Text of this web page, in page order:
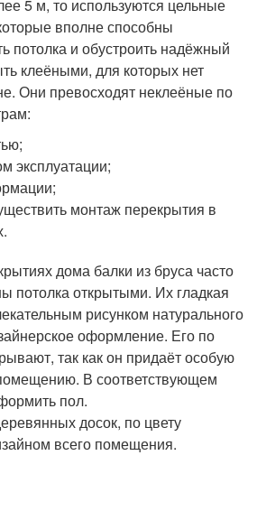
5 м, то используются цельные
вполне способны
потолка и обустроить надёжный
клеёными, для которых нет
Они превосходят неклеёные по
эксплуатации;
монтаж перекрытия в
дома балки из бруса часто
потолка открытыми. Их гладкая
рисунком натурального
оформление. Его по
так как он придаёт особую
В соответствующем
пол.
досок, по цвету
всего помещения.